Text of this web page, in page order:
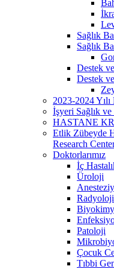
Sağlık
Sağlık
Destek
Destek
2023-2024
İşyeri Sağlık
HASTANE
Etlik Zübeyde
Research
Doktorlarımız
İç
Üroloji
Radyoloji
Patoloji
Çocuk
Tıbbi